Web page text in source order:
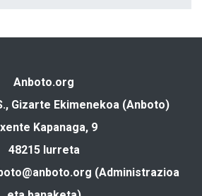
Anboto.org
Gizarte Ekimenekoa (Anboto)
Kapanaga, 9
48215 Iurreta
(Administrazioa